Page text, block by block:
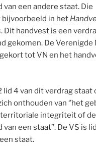
een andere staat. Die
in het
. Dit handvest is een
gekomen. De Verenigde
tot VN en het
lid 4 van dit verdrag staat
onthouden van ‘’het
integriteit of
een staat’’. De VS is
staat.